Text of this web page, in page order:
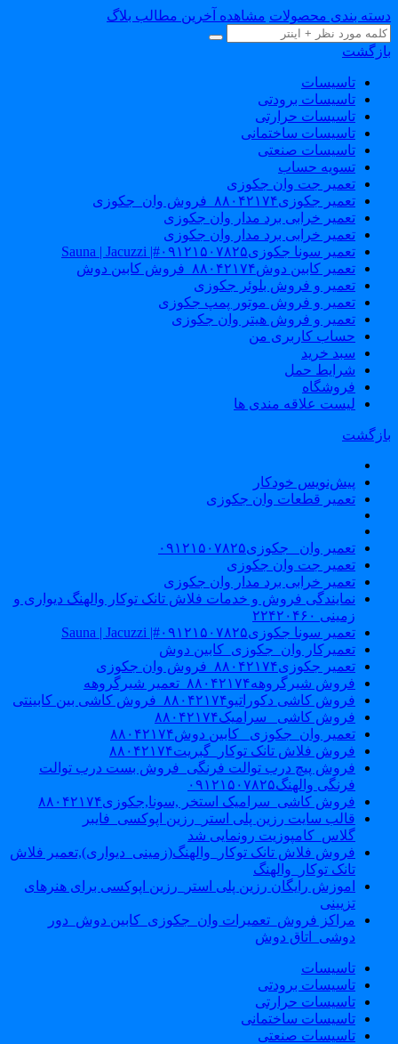
بندی محصولات مشاهده آخرین مطالب بلاگ
تاسیسات
تاسیسات برودتی
تاسیسات حرارتی
تاسیسات ساختمانی
تاسیسات صنعتی
تسویه حساب
تعمیر جت وان جکوزی
تعمیر جکوزی۸۸۰۴۲۱۷۴_فروش وان_جکوزی
تعمیر خرابی برد مدار وان جکوزی
تعمیر خرابی برد مدار وان جکوزی
تعمیر سونا جکوزی۰۹۱۲۱۵۰۷۸۲۵#| Sauna | Jacuzzi
تعمیر کابین دوش۸۸۰۴۲۱۷۴_فروش کابین دوش
تعمیر و فروش بلوئر جکوزی
تعمیر و فروش موتور پمپ جکوزی
تعمیر و فروش هیتر وان جکوزی
حساب کاربری من
سبد خرید
شرایط حمل
فروشگاه
لیست علاقه مندی ها
پیش‌نویس خودکار
تعمیر قطعات وان جکوزی
تعمیر وان _جکوزی۰۹۱۲۱۵۰۷۸۲۵
تعمیر جت وان جکوزی
تعمیر خرابی برد مدار وان جکوزی
نمایندگی فروش و خدمات فلاش تانک توکار والهنگ دیواری و
زمینی ۲۲۴۲۰۴۶۰
تعمیر سونا جکوزی۰۹۱۲۱۵۰۷۸۲۵#| Sauna | Jacuzzi
تعمیرکار وان_جکوزی_کابین دوش
تعمیر جکوزی۸۸۰۴۲۱۷۴_فروش وان جکوزی
فروش شیرگروهه۸۸۰۴۲۱۷۴_تعمیر شیرگروهه
فروش کاشی دکوراتیو۸۸۰۴۲۱۷۴_فروش کاشی بین کابینتی
فروش کاشی _سرامیک۸۸۰۴۲۱۷۴
تعمیر وان_جکوزی_ کابین دوش۸۸۰۴۲۱۷۴
فروش فلاش تانک توکار_گبریت۸۸۰۴۲۱۷۴
فروش پیچ درب توالت فرنگی_فروش بست درب توالت
فرنگی والهنگ۰۹۱۲۱۵۰۷۸۲۵
فروش کاشی_سرامیک استخر ,سونا,جکوزی۸۸۰۴۲۱۷۴
قالب سایت رزین پلی استر_رزین اپوکسی_فایبر
گلاس_کامپوزیت رونمایی شد
فروش فلاش تانک توکار_والهنگ(زمینی_دیواری),تعمیر فلاش
تانک توکار_والهنگ
اموزش رایگان رزین پلی استر_رزین اپوکسی برای هنرهای
تزیینی
مراکز فروش_تعمیرات وان_جکوزی_کابین دوش_دور
دوشی_اتاق دوش
تاسیسات
تاسیسات برودتی
تاسیسات حرارتی
تاسیسات ساختمانی
تاسیسات صنعتی